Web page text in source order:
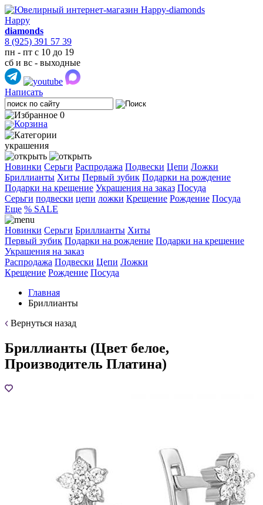
Happy
diamonds
8 (925) 391 57 39
пн - пт с 10 до 19
сб и вс - выходные
Написать
0
украшения
Новинки Серьги Распродажа Подвески Цепи Ложки
Бриллианты Хиты Первый зубик Подарки на рождение
Подарки на крещение Украшения на заказ Посуда
Cерьги подвески цепи ложки Крещение Рождение Посуда
Еще % SALE
Новинки Серьги Бриллианты Хиты
Первый зубик Подарки на рождение Подарки на крещение
Украшения на заказ
Распродажа Подвески Цепи Ложки
Крещение Рождение Посуда
Главная
Бриллианты
Вернуться назад
Бриллианты (Цвет белое,
Производитель Платина)